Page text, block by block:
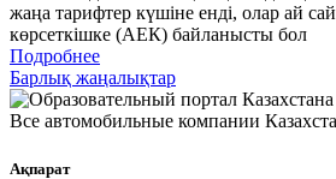
жаңа тарифтер күшіне енді, олар ай
көрсеткішке (АЕК) байланысты бол
Подробнее
Барлық жаңалықтар
Все автомобильные компании
Ақпарат